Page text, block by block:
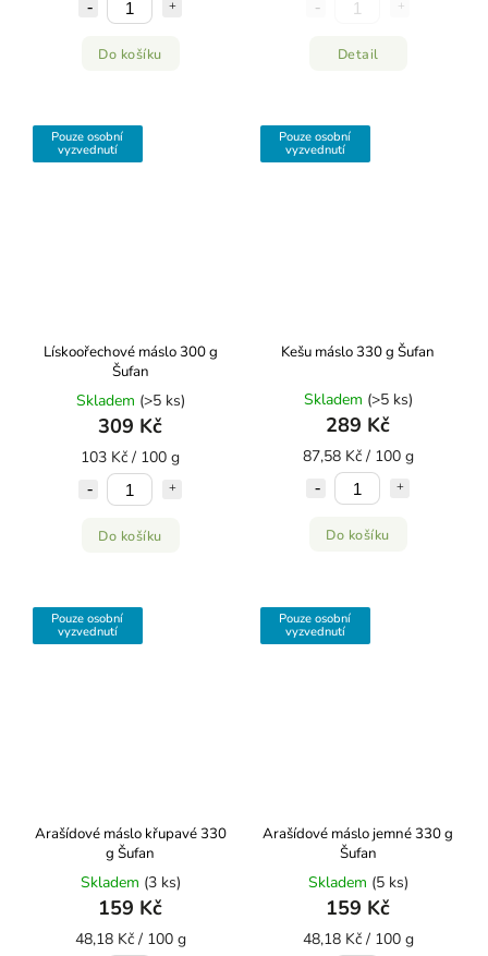
Do košíku Detail
Pouze osobní
vyzvednutí
Lískoořechové máslo 300 g
Šufan
Skladem (>5 ks)
309 Kč
103 Kč / 100 g
Do košíku
Pouze osobní
vyzvednutí
Kešu máslo 330 g Šufan
Skladem (>5 ks)
289 Kč
87,58 Kč / 100 g
Do košíku
Pouze osobní
vyzvednutí
Arašídové máslo křupavé 330
g Šufan
Skladem (3 ks)
159 Kč
48,18 Kč / 100 g
Pouze osobní
vyzvednutí
Arašídové máslo jemné 330 g
Šufan
Skladem (5 ks)
159 Kč
48,18 Kč / 100 g